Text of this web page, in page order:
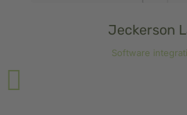
Jeckerson
Software